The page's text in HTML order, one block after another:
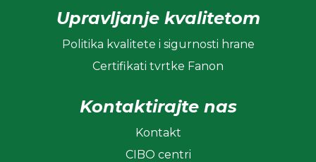
Upravljanje kvalitetom
Politika kvalitete i sigurnosti hrane
Certifikati tvrtke Fanon
Kontaktirajte nas
Kontakt
CIBO centri